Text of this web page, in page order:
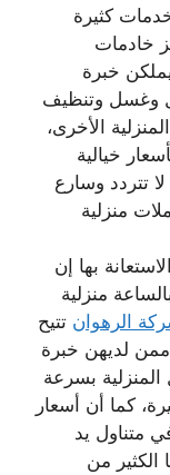
كثيرة
خادمات
خبرة
وغسل وتنظيف
الأخرى،
خيالية
تتردد وسارع
منزلية
بها إن
منزلية
الرهوان تتيح
ممن لديهن خبرة
بسرعة
كما أن أسعار
متناول يد
الكثير من